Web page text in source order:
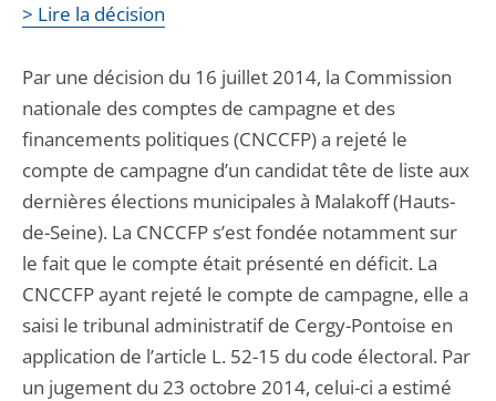
> Lire la décision
Par une décision du 16 juillet 2014, la Commission
nationale des comptes de campagne et des
financements politiques (CNCCFP) a rejeté le
compte de campagne d’un candidat tête de liste aux
dernières élections municipales à Malakoff (Hauts-
de-Seine). La CNCCFP s’est fondée notamment sur
le fait que le compte était présenté en déficit. La
CNCCFP ayant rejeté le compte de campagne, elle a
saisi le tribunal administratif de Cergy-Pontoise en
application de l’article L. 52-15 du code électoral. Par
un jugement du 23 octobre 2014, celui-ci a estimé